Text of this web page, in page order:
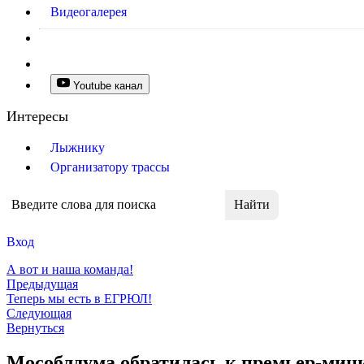
Видеогалерея
Youtube канал
Интересы
Лыжнику
Организатору трассы
Вход
А вот и наша команда!
Предыдущая
Теперь мы есть в ЕГРЮЛ!
Следующая
Вернуться